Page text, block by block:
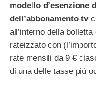
modello d’esenzione
dell’abbonamento tv
all’interno della
rateizzato con
rate mensili da 9 €
di una delle tasse più